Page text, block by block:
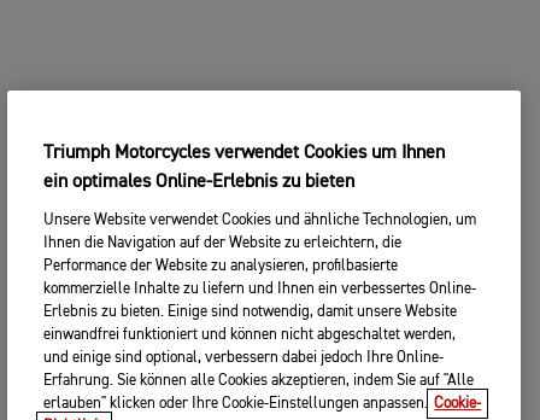
Triumph Motorcycles verwendet Cookies um Ihnen
ein optimales Online-Erlebnis zu bieten
Unsere Website verwendet Cookies und ähnliche Technologien, um
Ihnen die Navigation auf der Website zu erleichtern, die
Performance der Website zu analysieren, profilbasierte
kommerzielle Inhalte zu liefern und Ihnen ein verbessertes Online-
Erlebnis zu bieten. Einige sind notwendig, damit unsere Website
einwandfrei funktioniert und können nicht abgeschaltet werden,
und einige sind optional, verbessern dabei jedoch Ihre Online-
Erfahrung. Sie können alle Cookies akzeptieren, indem Sie auf "Alle
erlauben" klicken oder Ihre Cookie-Einstellungen anpassen. Cookie-